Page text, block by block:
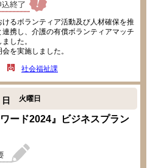
るボランティア活動及び人材確保を推
携し、介護の有償ボランティアマッチ
した。
を実施しました。
社会福祉課
日 火曜日
ード2024』ビジネスプラン